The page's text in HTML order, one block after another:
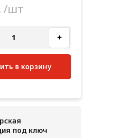
/шт
в корзину
под ключ